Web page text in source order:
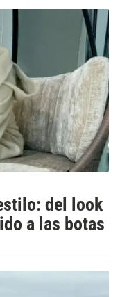
del look
a las botas